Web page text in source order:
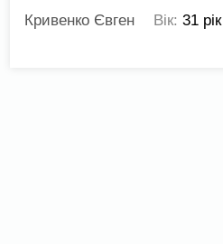
Кривенко Євген Вік: 31 рік